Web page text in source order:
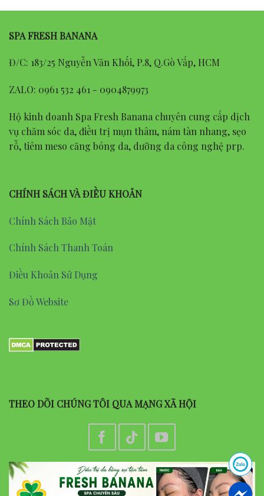
SPA FRESH BANANA
Đ/C: 183/25 Nguyễn Văn Khối, P.8, Q.Gò Vấp, HCM
ZALO: 0961 532 461 - 0904879973
Hộ kinh doanh Spa Fresh Banana chuyên cung cấp dịch
vụ chăm sóc da, điều trị mụn thâm, nám tàn nhang, sẹo
rỗ, tiêm meso căng bóng da, dưỡng da công nghệ prp.
CHÍNH SÁCH VÀ ĐIỀU KHOẢN
Chính Sách Bảo Mật
Chính Sách Thanh Toán
Điều Khoản Sử Dụng
Sơ Đồ Website
THEO DÕI CHÚNG TÔI QUA MẠNG XÃ HỘI